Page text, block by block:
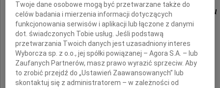
Grzegorzowi Napieralskiemu
wyrazy głębokiego współczucia
z powodu śmierci
Twoje dane osobowe mogą być przetwarzane także do
celów badania i mierzenia informacji dotyczących
funkcjonowania serwisów i aplikacji lub łączone z danymi
dot. świadczonych Tobie usług. Jeśli podstawą
przetwarzania Twoich danych jest uzasadniony interes
Wyborcza sp. z o.o., jej spółki powiązanej – Agora S.A. – lub
Zaufanych Partnerów, masz prawo wyrazić sprzeciw. Aby
to zrobić przejdź do „Ustawień Zaawansowanych” lub
skontaktuj się z administratorem – w zależności od